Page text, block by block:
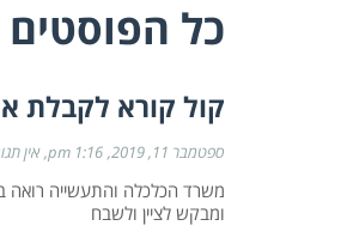
כל
קול קורא לקבלת
ספטמבר 11, 2019 1:16 pm אין
משרד הכלכלה והתעשייה רואה
ומבקש לציין ולשבח